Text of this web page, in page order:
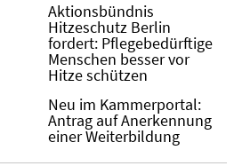
Aktionsbündnis
Hitzeschutz Berlin
fordert: Pflegebedürftige
Menschen besser vor
Hitze schützen
Neu im Kammerportal:
Antrag auf Anerkennung
einer Weiterbildung